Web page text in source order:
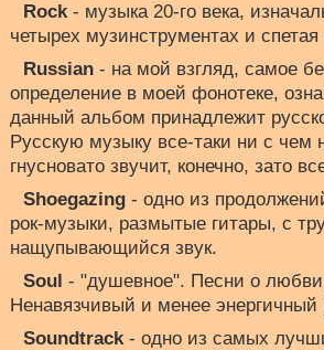
Rock- музыка 20-го века,
четырех музинструментах и
Russian - на мой взгляд, самое
определение в моей фонотеке,
данный альбом принадлежит
Русскую музыку все-таки ни с чем
гнусновато звучит, конечно, зато
Shoegazing - одно из
рок-музыки, размытые гитары, с
нащупывающийся звук.
Soul - "душевное". Песни о
Ненавязчивый и менее энергичный
Soundtrack- одно из самых